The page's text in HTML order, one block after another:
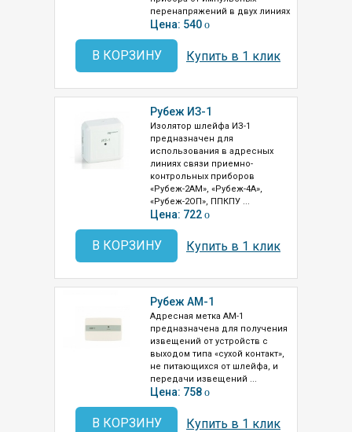
перенапряжений в двух линиях
Цена: 540 o
В КОРЗИНУ Купить в 1 клик
Рубеж ИЗ-1
Изолятор шлейфа ИЗ-1
предназначен для
использования в адресных
линиях связи приемно-
контрольных приборов
«Рубеж-2АМ», «Рубеж-4А»,
«Рубеж-2ОП», ППКПУ ...
Цена: 722 o
В КОРЗИНУ Купить в 1 клик
Рубеж АМ-1
Адресная метка АМ-1
предназначена для получения
извещений от устройств с
выходом типа «сухой контакт»,
не питающихся от шлейфа, и
передачи извещений ...
Цена: 758 o
В КОРЗИНУ Купить в 1 клик